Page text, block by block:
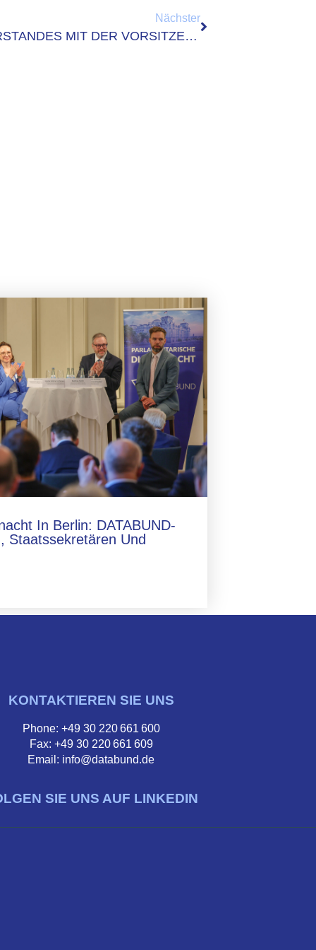
Nächster
AUSTAUSCH DES DATABUND-VORSTANDES MIT DER VORSITZENDEN DES DIGITALAUSSCHUSSES DES BUNDESTAGES TABEA RÖSSNER
In Berlin: DATABUND-
Staatssekretären Und
KONTAKTIEREN SIE UNS
Phone: +49 30 220 661 600
Fax: +49 30 220 661 609
Email: info@databund.de
SIE UNS AUF LINKEDIN